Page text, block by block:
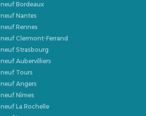
Bordeaux
Nantes
Rennes
Clermont-Ferrand
Strasbourg
Aubervilliers
Tours
Angers
Nîmes
La Rochelle